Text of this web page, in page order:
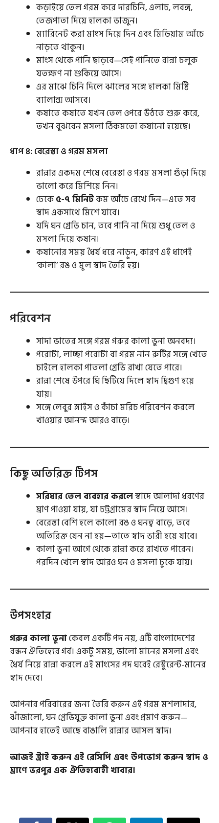
কড়াইয়ে তেল গরম করে দারচিনি, এলাচ, লবঙ্গ,
তেজপাতা দিয়ে হালকা ভাজুন।
ম্যারিনেট করা মাংস দিয়ে দিন এবং মিডিয়াম আঁচে
নাড়তে থাকুন।
মাংস থেকে পানি ছাড়বে—সেই পানিতে রান্না চলুক
যতক্ষণ না শুকিয়ে আসে।
এর মাঝে চিনি দিলে ঝালের সঙ্গে হালকা মিষ্টি
ব্যালান্স আসবে।
কষাতে কষাতে যখন তেল ওপরে উঠতে শুরু করে,
তখন বুঝবেন মসলা ঠিকমতো কষানো হয়েছে।
ধাপ ৪: বেরেস্তা ও গরম মসলা
রান্নার একদম শেষে বেরেস্তা ও গরম মসলা গুঁড়া দিয়ে
ভালো করে মিশিয়ে নিন।
ঢেকে৫-৭ মিনিটকম আঁচে রেখে দিন—এতে সব
স্বাদ একসাথে মিশে যাবে।
যদি ঘন গ্রেভি চান, তবে পানি না দিয়ে শুধু তেল ও
মসলা দিয়ে কষান।
কষানোর সময় ধৈর্য ধরে নাড়ুন, কারণ এই ধাপেই
‘কালা’ রঙ ও মূল স্বাদ তৈরি হয়।
পরিবেশন
সাদা ভাতের সঙ্গে গরম গরুর কালা ভুনা অনবদ্য।
পরোটা, লাচ্ছা পরোটা বা গরম নান রুটির সঙ্গে খেতে
চাইলে হালকা পাতলা গ্রেভি রাখা যেতে পারে।
রান্না শেষে উপরে ঘি ছিটিয়ে দিলে স্বাদ দ্বিগুণ হয়ে
যায়।
সঙ্গে লেবুর স্লাইস ও কাঁচা মরিচ পরিবেশন করলে
খাওয়ার আনন্দ আরও বাড়ে।
কিছু অতিরিক্ত টিপস
সরিষার তেল ব্যবহার করলেস্বাদে আলাদা ধরণের
ঘ্রাণ পাওয়া যায়, যা চট্টগ্রামের স্বাদ নিয়ে আসে।
বেরেস্তা বেশি হলে কালো রঙ ও ঘনত্ব বাড়ে, তবে
অতিরিক্ত যেন না হয়—তাতে স্বাদ ভারী হয়ে যাবে।
কালা ভুনা আগে থেকে রান্না করে রাখতে পারেন।
পরদিন খেলে স্বাদ আরও ঘন ও মসলা ঢুকে যায়।
উপসংহার
গরুর কালা ভুনাকেবল একটি পদ নয়, এটি বাংলাদেশের
রন্ধন ঐতিহ্যের গর্ব। একটু সময়, ভালো মানের মসলা এবং
ধৈর্য নিয়ে রান্না করলে এই মাংসের পদ ঘরেই রেস্টুরেন্ট-মানের
স্বাদ দেবে।
আপনার পরিবারের জন্য তৈরি করুন এই গরম মশলাদার,
ঝাঁজালো, ঘন গ্রেভিযুক্ত কালা ভুনা এবং প্রমাণ করুন—
আপনার হাতেই আছে বাঙালি রান্নার আসল স্বাদ।
আজই ট্রাই করুন এই রেসিপি এবং উপভোগ করুন স্বাদ ও
ঘ্রাণে ভরপুর এক ঐতিহ্যবাহী খাবার।